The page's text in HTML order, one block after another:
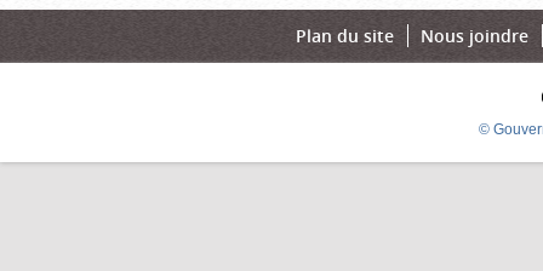
Plan du site Nous joindre
©